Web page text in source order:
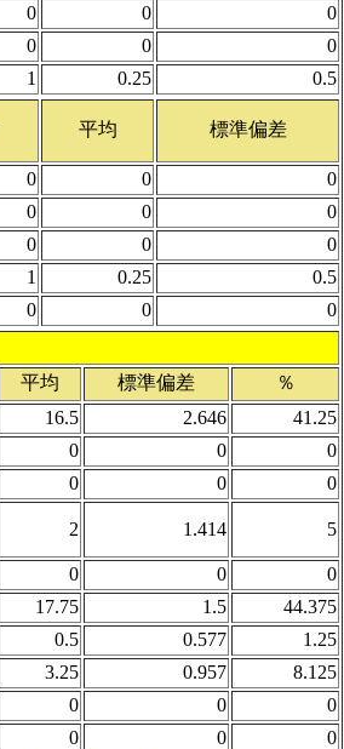
0 0
0
0 0
0
1 0.25 0.5
平均 標準偏差
0 0
0
0 0
0
0 0
0
1 0.25
0.5
0 0 0
平均 標準偏差
％
16.5 2.646
41.25
0 0
0
0 0
0
2 1.414 5
0 0
0
17.75 1.5
44.375
0.5 0.577
1.25
3.25 0.957
8.125
0 0
0
0 0 0